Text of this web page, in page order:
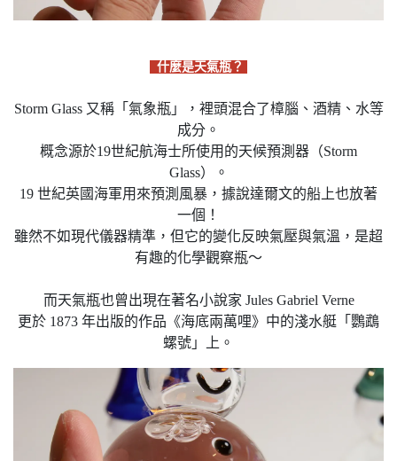
什麼是天氣瓶？
Storm Glass 又稱「氣象瓶」，裡頭混合了樟腦、酒精、水等
成分。
概念源於19世紀航海士所使用的天候預測器（Storm
Glass）。
19 世紀英國海軍用來預測風暴，據說達爾文的船上也放著
一個！
雖然不如現代儀器精準，但它的變化反映氣壓與氣溫，是超
有趣的化學觀察瓶～
而天氣瓶也曾出現在著名小說家 Jules Gabriel Verne
更於 1873 年出版的作品《海底兩萬哩》中的淺水艇「鸚鵡
螺號」上。